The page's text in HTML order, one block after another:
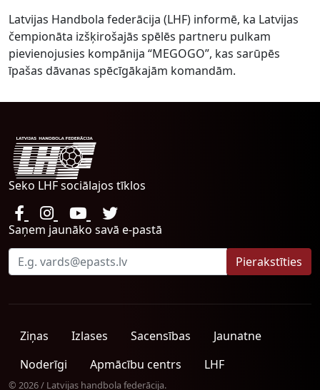
Latvijas Handbola federācija (LHF) informē, ka Latvijas
čempionāta izšķirošajās spēlēs partneru pulkam
pievienojusies kompānija “MEGOGO”, kas sarūpēs
īpašas dāvanas spēcīgākajām komandām.
Seko LHF sociālajos tīklos
Saņem jaunāko savā e-pastā
Ziņas Izlases Sacensības
Jaunatne
Noderīgi
Apmācību centrs LHF
© 2026 / Latvijas handbola federācija.